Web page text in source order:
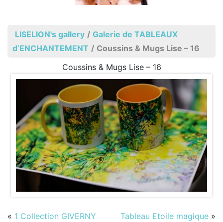
LISELION's gallery / Galerie de TABLEAUX
d’ENCHANTEMENT / Coussins & Mugs Lise – 16
Coussins & Mugs Lise – 16
« 1 Collection GIVERNY Tableau Etoile magique »